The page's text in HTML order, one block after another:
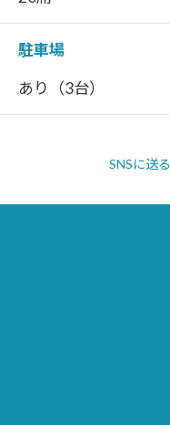
駐車場
あり（3台）
SNSに送る